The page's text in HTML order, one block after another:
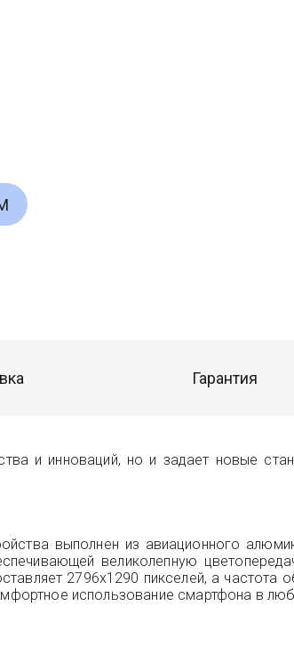
Гарантия
и инноваций, но и задает новые
выполнен из авиационного
великолепную
2796x1290 пикселей, а частота
использование смартфона в